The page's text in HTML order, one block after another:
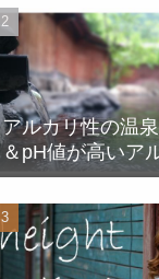
アルカリ性の温
＆pH値が高いア
ト